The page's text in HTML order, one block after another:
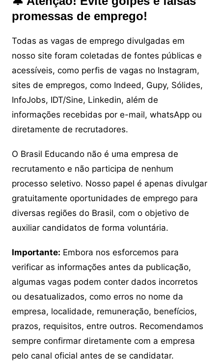
promessas de emprego!
Todas as vagas de emprego divulgadas em
nosso site foram coletadas de fontes públicas e
acessíveis, como perfis de vagas no Instagram,
sites de empregos, como Indeed, Gupy, Sólides,
InfoJobs, IDT/Sine, Linkedin, além de
informações recebidas por e-mail, whatsApp ou
diretamente de recrutadores.
O Brasil Educando não é uma empresa de
recrutamento e não participa de nenhum
processo seletivo. Nosso papel é apenas divulgar
gratuitamente oportunidades de emprego para
diversas regiões do Brasil, com o objetivo de
auxiliar candidatos de forma voluntária.
Importante: Embora nos esforcemos para
verificar as informações antes da publicação,
algumas vagas podem conter dados incorretos
ou desatualizados, como erros no nome da
empresa, localidade, remuneração, benefícios,
prazos, requisitos, entre outros. Recomendamos
sempre confirmar diretamente com a empresa
pelo canal oficial antes de se candidatar.